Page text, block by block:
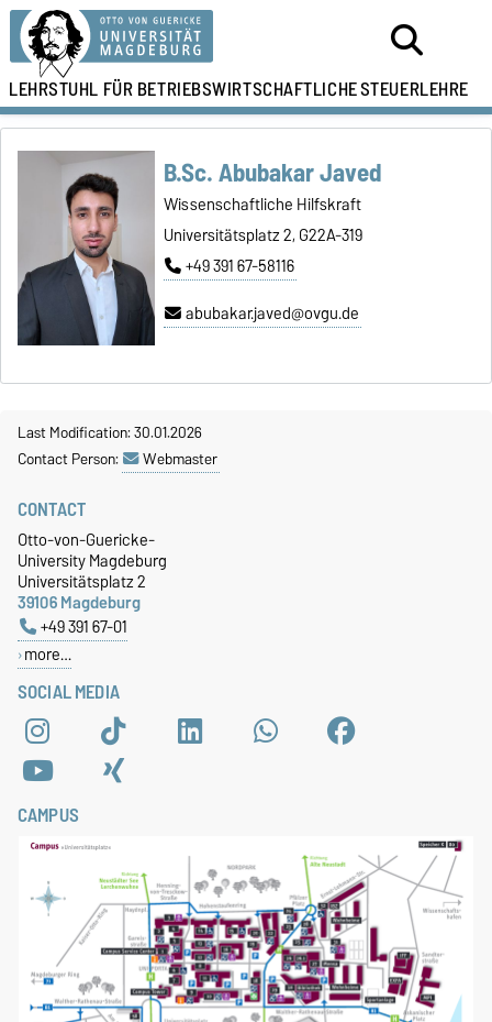
LEHRSTUHL FÜRBETRIEBSWIRTSCHAFTLICHESTEUERLEHRE
B.Sc. Abubakar Javed
Wissenschaftliche Hilfskraft
Universitätsplatz 2, G22A-319
+49 391 67-58116
abubakar.javed@ovgu.de
Last Modification: 30.01.2026
Contact Person:
Webmaster
SOCIAL MEDIA
CONTACT
Otto-von-Guericke-
University Magdeburg
Universitätsplatz 2
39106 Magdeburg
+49 391 67-01
more…
CAMPUS